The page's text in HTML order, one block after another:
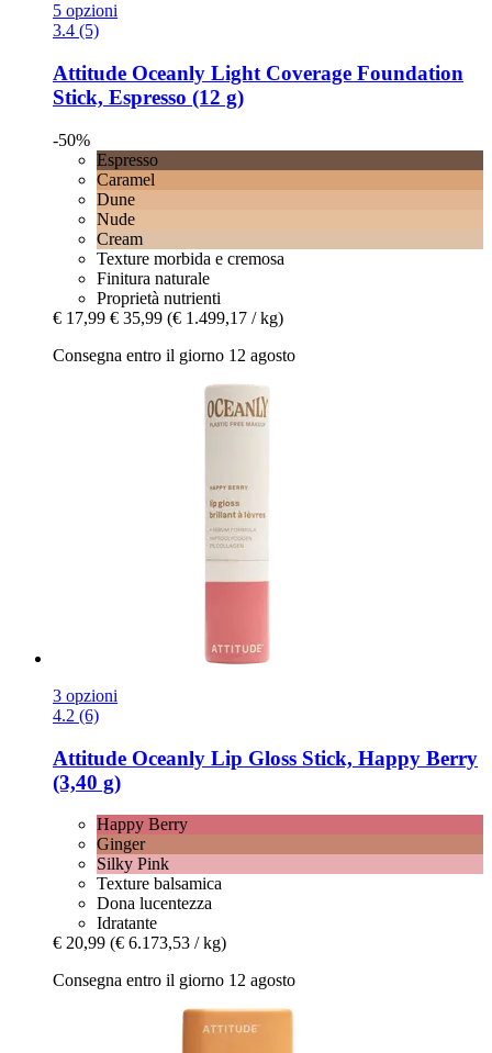
5 opzioni
3.4 (5)
Attitude Oceanly Light Coverage Foundation
Stick, Espresso (12 g)
-50%
Espresso
Caramel
Dune
Nude
Cream
Texture morbida e cremosa
Finitura naturale
Proprietà nutrienti
€ 17,99 € 35,99 (€ 1.499,17 / kg)
Consegna entro il giorno 12 agosto
3 opzioni
4.2 (6)
Attitude Oceanly Lip Gloss Stick, Happy Berry
(3,40 g)
Happy Berry
Ginger
Silky Pink
Texture balsamica
Dona lucentezza
Idratante
€ 20,99 (€ 6.173,53 / kg)
Consegna entro il giorno 12 agosto